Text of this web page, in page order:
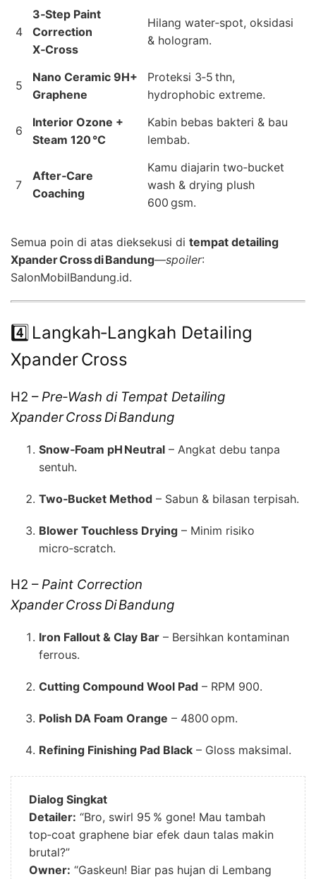
4
3‑Step Paint
Correction
X‑Cross
Hilang water‑spot, oksidasi
& hologram.
5
Nano Ceramic 9H+
Graphene
Proteksi 3‑5 thn,
hydrophobic extreme.
6
Interior Ozone +
Steam 120 °C
Kabin bebas bakteri & bau
lembab.
7
After‑Care
Coaching
Kamu diajarin two‑bucket
wash & drying plush
600 gsm.
Semua poin di atas dieksekusi di tempat detailing
Xpander Cross di Bandung—spoiler:
SalonMobilBandung.id.
4️⃣ Langkah‑Langkah Detailing
Xpander Cross
H2 –Pre‑Wash di Tempat Detailing
Xpander Cross Di Bandung
Snow‑Foam pH Neutral – Angkat debu tanpa
sentuh.
Two‑Bucket Method – Sabun & bilasan terpisah.
Blower Touchless Drying – Minim risiko
micro‑scratch.
H2 –Paint Correction
Xpander Cross Di Bandung
Iron Fallout & Clay Bar – Bersihkan kontaminan
ferrous.
Cutting Compound Wool Pad – RPM 900.
Polish DA Foam Orange – 4800 opm.
Refining Finishing Pad Black – Gloss maksimal.
Dialog Singkat
Detailer: “Bro, swirl 95 % gone! Mau tambah
top‑coat graphene biar efek daun talas makin
brutal?”
Owner: “Gaskeun! Biar pas hujan di Lembang